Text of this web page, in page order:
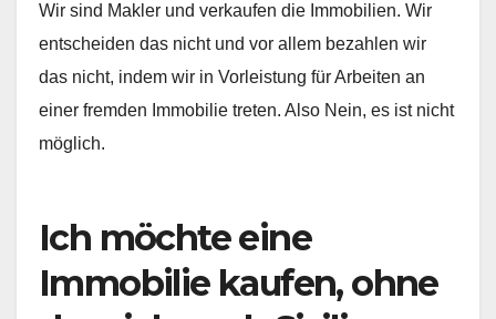
Wir sind Makler und verkaufen die Immobilien. Wir
entscheiden das nicht und vor allem bezahlen wir
das nicht, indem wir in Vorleistung für Arbeiten an
einer fremden Immobilie treten. Also Nein, es ist nicht
möglich.
Ich möchte eine
Immobilie kaufen, ohne